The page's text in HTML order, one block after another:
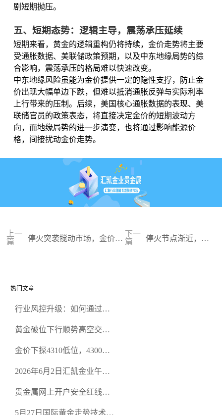
剧短期抛压。
五、短期态势：逻辑主导，震荡承压延续
短期来看，黄金的逻辑重构仍将持续，金价走势将主要
受通胀数据、美联储政策预期，以及中东地缘局势的综
合影响，震荡承压的格局难以快速改变。
中东地缘风险虽能为金价提供一定的隐性支撑，防止金
价出现大幅单边下跌，但难以抵消通胀反弹与实际利率
上行带来的压制。后续，美国核心通胀数据的表现、美
联储官员的政策表态，将直接决定金价的短期波动方
向，而地缘局势的进一步演变，也将通过影响能源价
格，间接扰动金价走势。
上一
篇
停火突袭搅动市场，金价狂
下一
篇
停火节点渐近，金
热门文章
行业风控升级：如何通过正
规黄金开户交易平台？
黄金破位下行顺势高空交易
金价下探4310低位，4300关
2026年6月2日汇凯金业午盘
空头清算算法如何布防？
贵金属网上开户安全红线：
5月27日国际黄金走势技术盘